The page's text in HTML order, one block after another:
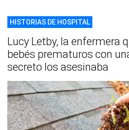
HISTORIAS DE HOSPITAL
Lucy Letby, la enfermera
bebés prematuros con
secreto los asesinaba